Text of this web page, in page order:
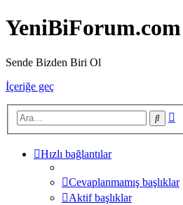
YeniBiForum.com
Sende Bizden Biri Ol
İçeriğe geç
Ara
Hızlı bağlantılar
Cevaplanmamış başlıklar
Aktif başlıklar